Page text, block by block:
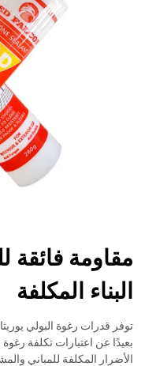
مقاومة فائقة
البناء المكلفة
توفر قدرات رغوة البولي
بعيدًا عن اعتبارات تكلفة رغوة
الأضرار المكلفة للمباني